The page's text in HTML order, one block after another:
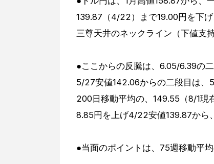
139.87（4/22）まで19.00円を下げ
三尊天井のネックライン（下値支
●ここからの反騰は、6.05/6.39の
5/27安値142.06からの二段目は、
200日移動平均の、149.55（8/1現
8.85円を上げ4/22安値139.87から
●当面のポイントは、75週移動平